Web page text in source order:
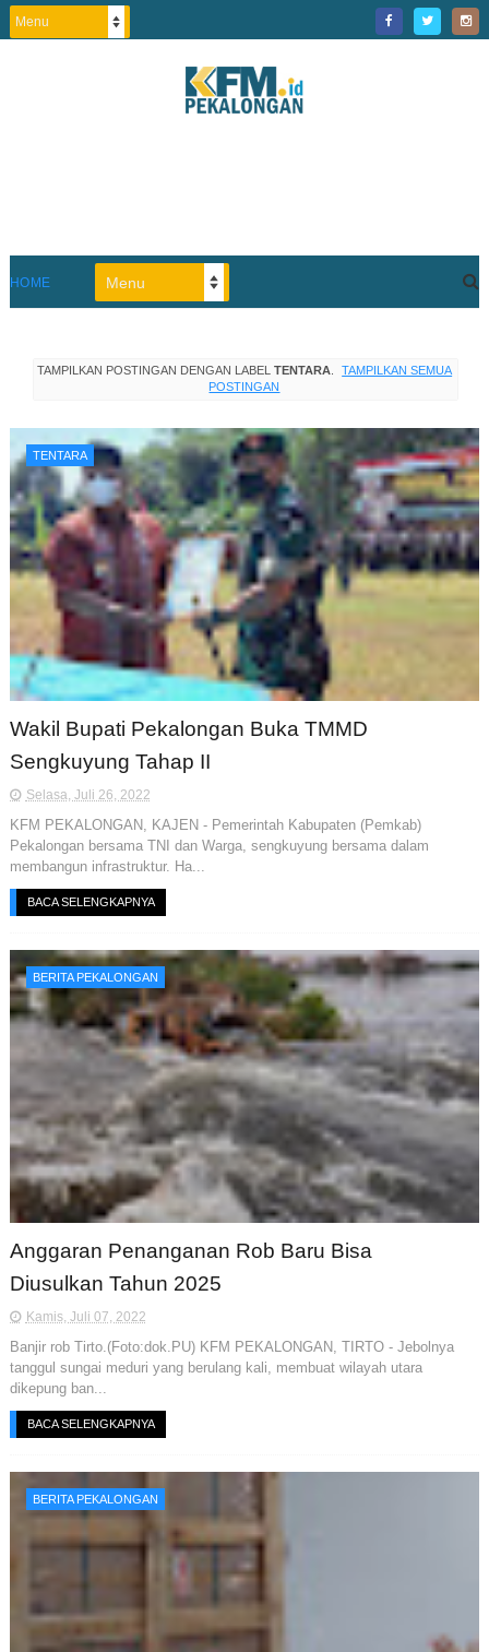
HOME
TAMPILKAN POSTINGAN DENGAN LABEL TENTARA.
TAMPILKAN SEMUA
POSTINGAN
TENTARA
Wakil Bupati Pekalongan Buka TMMD
Sengkuyung Tahap II
Selasa, Juli 26, 2022
KFM PEKALONGAN, KAJEN - Pemerintah Kabupaten (Pemkab)
Pekalongan bersama TNI dan Warga, sengkuyung bersama dalam
membangun infrastruktur. Ha...
BACA SELENGKAPNYA
BERITA PEKALONGAN
Anggaran Penanganan Rob Baru Bisa
Diusulkan Tahun 2025
Kamis, Juli 07, 2022
Banjir rob Tirto.(Foto:dok.PU) KFM PEKALONGAN, TIRTO - Jebolnya
tanggul sungai meduri yang berulang kali, membuat wilayah utara
dikepung ban...
BACA SELENGKAPNYA
BERITA PEKALONGAN